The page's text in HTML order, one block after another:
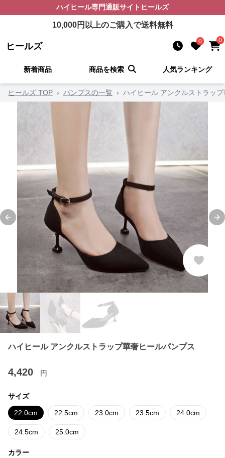
ハイヒール専門通販サイト ヒールズ
10,000円以上のご購入で送料無料
ヒールズ 0 0
新着商品 商品を検索 人気ランキング
ヒールズ TOP › パンプスの一覧 › ハイヒール アンクルストラッ
Previous slide
ハイヒール アンクルストラップ華奢ヒールパンプス
4,420 円
サイズ
22.0cm 22.5cm 23.0cm 23.5cm 24.0cm
24.5cm 25.0cm
カラー